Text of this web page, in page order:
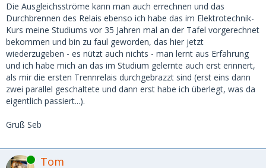
Die Ausgleichsströme kann man auch errechnen und das
Durchbrennen des Relais ebenso ich habe das im Elektrotechnik-
Kurs meine Studiums vor 35 Jahren mal an der Tafel vorgerechnet
bekommen und bin zu faul geworden, das hier jetzt
wiederzugeben - es nützt auch nichts - man lernt aus Erfahrung
und ich habe mich an das im Studium gelernte auch erst erinnert,
als mir die ersten Trennrelais durchgebrazzt sind (erst eins dann
zwei parallel geschaltete und dann erst habe ich überlegt, was da
eigentlich passiert...).
Gruß Seb
Online Tom